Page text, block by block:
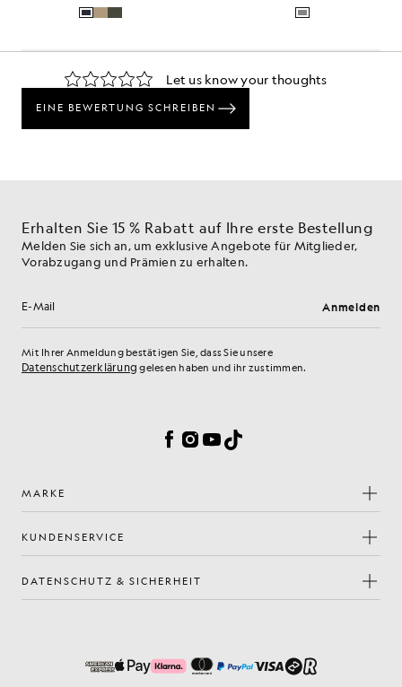
Erhalten Sie 15 % Rabatt auf Ihre erste Bestellung
Melden Sie sich an, um exklusive Angebote für Mitglieder,
Vorabzugang und Prämien zu erhalten.
E-Mail-Adresse Anmelden
Mit Ihrer Anmeldung bestätigen Sie, dass Sie unsere
Datenschutzerklärung gelesen haben und ihr zustimmen.
Facebook
Instagram
YouTube
TikTok
MARKE
KUNDENSERVICE
DATENSCHUTZ & SICHERHEIT